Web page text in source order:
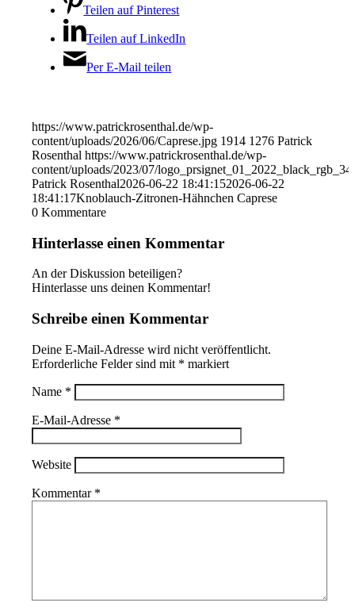
Teilen auf Pinterest
Teilen auf LinkedIn
Per E-Mail teilen
https://www.patrickrosenthal.de/wp-
content/uploads/2026/06/Caprese.jpg 1914 1276 Patrick
Rosenthal https://www.patrickrosenthal.de/wp-
content/uploads/2023/07/
Patrick Rosenthal2026-06-22 18:41:152026-06-22
18:41:17Knoblauch-Zitronen-Hähnchen Caprese
0 Kommentare
Hinterlasse einen Kommentar
An der Diskussion beteiligen?
Hinterlasse uns deinen Kommentar!
Schreibe einen Kommentar
Deine E-Mail-Adresse wird nicht veröffentlicht.
Erforderliche Felder sind mit * markiert
Name *
E-Mail-Adresse *
Website
Kommentar *